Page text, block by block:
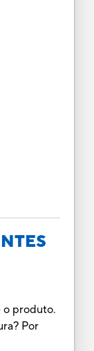
o produto.
Por